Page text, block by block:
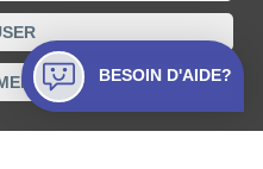
de Suisse
Mentions légales
Contact
BESOIN D'AIDE?